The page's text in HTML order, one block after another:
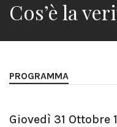
Cos’è la
PROGRAMMA
Giovedì 31 Ottobre